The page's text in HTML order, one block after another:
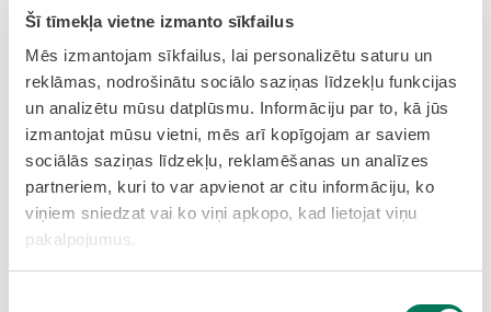
Šī tīmekļa vietne izmanto sīkfailus
Mēs izmantojam sīkfailus, lai personalizētu saturu un
reklāmas, nodrošinātu sociālo saziņas līdzekļu funkcijas
un analizētu mūsu datplūsmu. Informāciju par to, kā jūs
izmantojat mūsu vietni, mēs arī kopīgojam ar saviem
sociālās saziņas līdzekļu, reklamēšanas un analīzes
partneriem, kuri to var apvienot ar citu informāciju, ko
viņiem sniedzat vai ko viņi apkopo, kad lietojat viņu
pakalpojumus.
tika iesūtīti uz publisko apsirešanu!!!
Grafiskā daļa (esošā situācija, plānotā
situācija un zemes ierīcība)
Teritorijas izmantošanas un apbūves
noteikumi
Paskaidrojuma raksts
Par detālplānojuma projekta nekustamajos
īpašumos Volāni un Gremzdes (Pēterniekos)